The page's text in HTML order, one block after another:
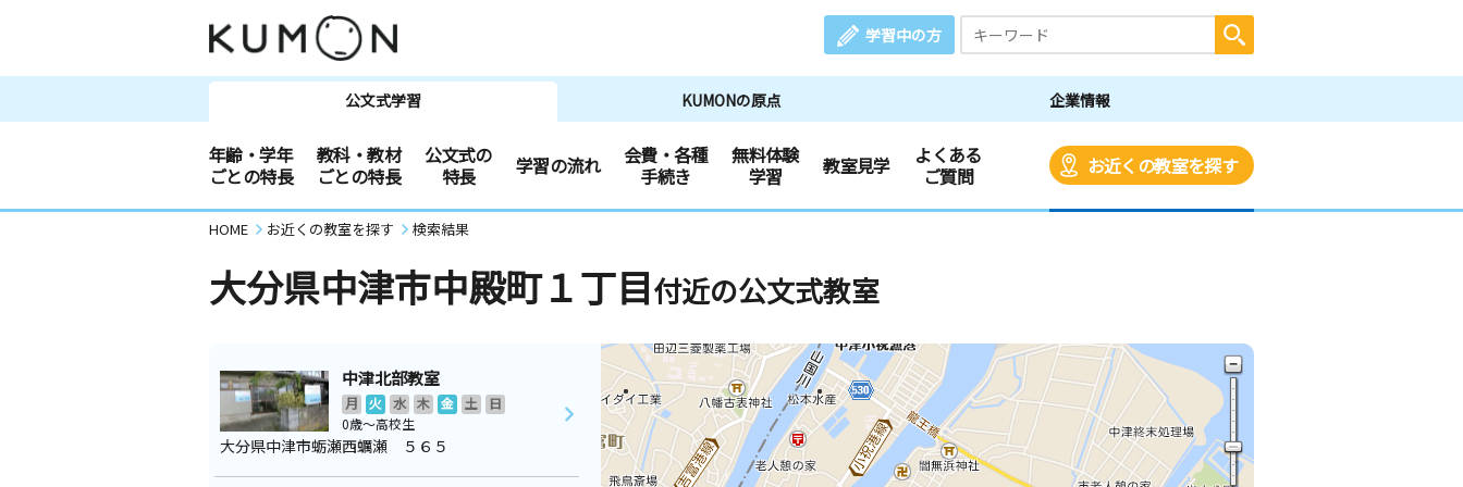
学習中の方
公文式学習 KUMONの原点 企業情報
年齢・学年
ごとの特長
教科・教材
ごとの特長
公文式の
特長
学習の流れ
会費・各種
手続き
無料体験
学習
教室見学
よくある
ご質問
お近くの教室を探す
HOME お近くの教室を探す 検索結果
大分県中津市中殿町１丁目付近の公文式教室
中津北部教室
月 火 水 木 金 土
日
0歳～高校生
大分県中津市蛎瀬西蠣瀬 ５６５